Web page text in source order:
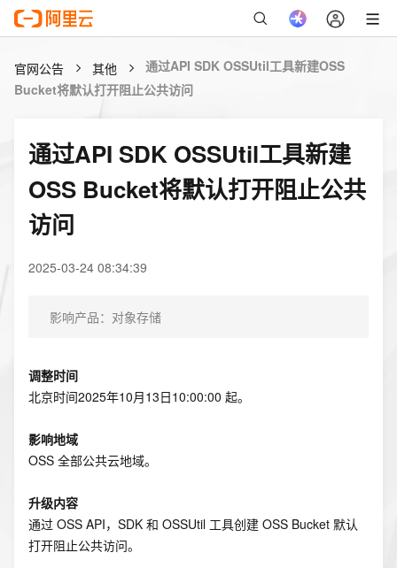
官网公告 其他
通过API SDK OSSUtil工具新建OSS
Bucket将默认打开阻止公共访问
通过API SDK OSSUtil工具新建
OSS Bucket将默认打开阻止公共
访问
2025-03-24 08:34:39
影响产品：对象存储
调整时间
北京时间2025年10月13日10:00:00 起。
影响地域
OSS 全部公共云地域。
升级内容
通过 OSS API，SDK 和 OSSUtil 工具创建 OSS Bucket 默认
打开阻止公共访问。